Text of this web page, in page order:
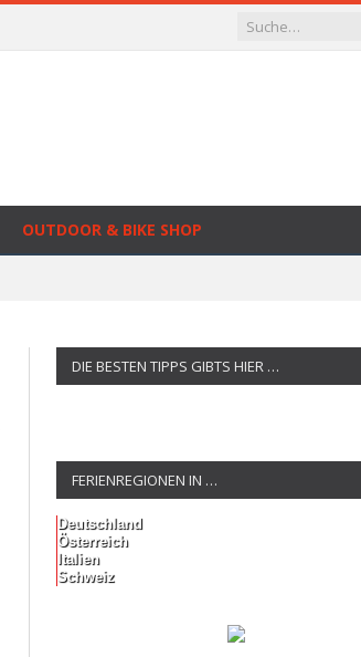
OUTDOOR & BIKE SHOP
DIE BESTEN TIPPS GIBTS HIER …
FERIENREGIONEN IN …
Deutschland
Österreich
Italien
Schweiz